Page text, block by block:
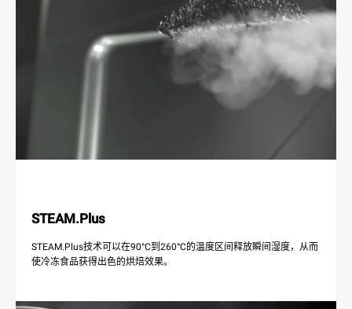
STEAM.Plus
STEAM.Plus技术可以在90°C到260°C的温度区间释放瞬间湿度，从而
使冷冻食品获得出色的烘焙效果。